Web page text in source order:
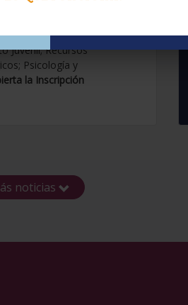
Problemáticas en el
Juvenil; Recursos
Psicología y
la Inscripción
noticias